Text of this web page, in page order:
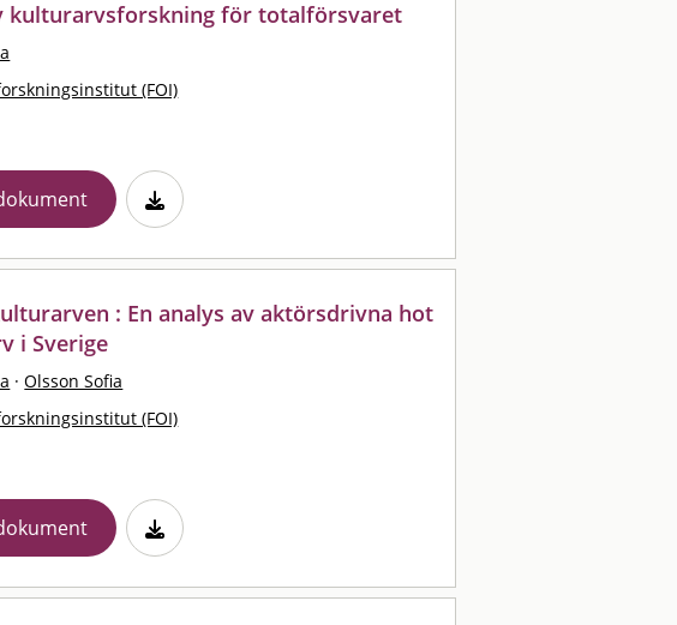
kulturarvsforskning för totalförsvaret
(FOI)
: En analys av aktörsdrivna hot
i Sverige
· Olsson Sofia
(FOI)